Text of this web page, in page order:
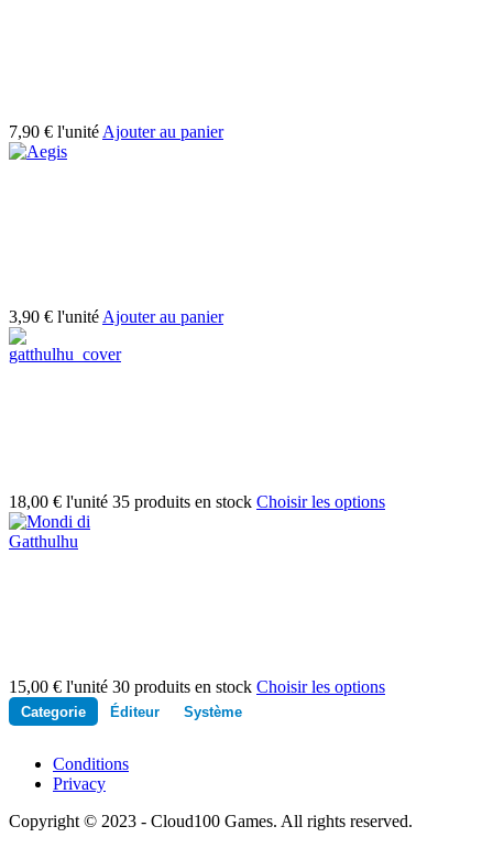
7,90 € l'unité Ajouter au panier
3,90 € l'unité Ajouter au panier
18,00 € l'unité 35 produits en stock Choisir les options
15,00 € l'unité 30 produits en stock Choisir les options
Categorie Éditeur Système
Conditions
Privacy
Copyright © 2023 - Cloud100 Games. All rights reserved.